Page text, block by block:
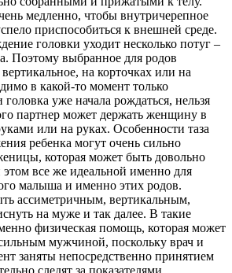
медленно, чтобы внутричерепное
приспособиться к внешней среде.
головки уходит несколько потуг –
Поэтому выбранное для родов
на корточках или на
в какой-то момент только
уже начала рождаться, нельзя
партнер может держать женщину в
или на руках. Особенности таза
ребенка могут очень сильно
которая может быть довольно
этом все же идеальной именно для
малыша и именно этих родов.
ассиметричным, вертикальным,
на муже и так далее. В такие
физическая помощь, которая может
мужчиной, поскольку врач и
заняты непосредственно принятием
следят за показателями